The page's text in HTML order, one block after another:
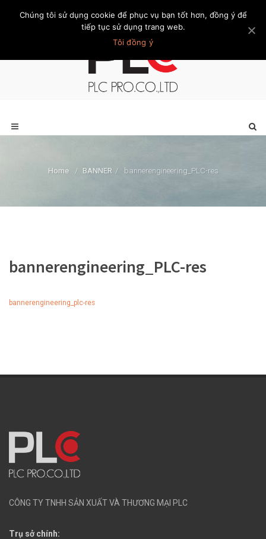
Trang chủ Giới thiệu Khách hàng Liên hệ Thành viên
Home / BANNER / bannerengineering_PLC-res
bannerengineering_PLC-res
bannerengineering_plc-res
CÔNG TY TNHH SẢN XUẤT VÀ THƯƠNG MẠI PLC
Trụ sở chính:
Chúng tôi sử dụng cookie để phục vụ bạn tốt hơn, đồng ý để
tiếp tục sử dụng trang web.
Tôi đồng ý